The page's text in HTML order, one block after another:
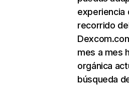
experiencia
recorrido
mes a mes
orgánica
búsqueda